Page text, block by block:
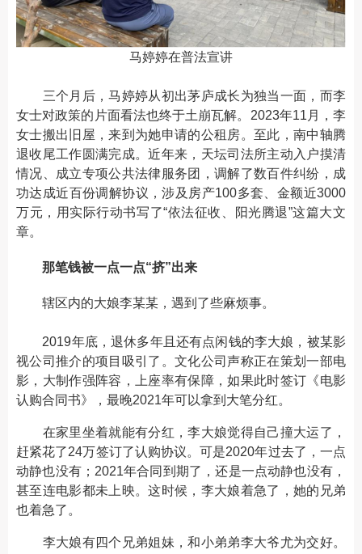
马婷婷在普法宣讲
三个月后，马婷婷从初出茅庐成长为独当一面，而李
女士对政策的片面看法也终于土崩瓦解。2023年11月，李
女士搬出旧屋，来到为她申请的公租房。至此，南中轴腾
退收尾工作圆满完成。近年来，天坛司法所主动入户摸清
情况、成立专项公共法律服务团，调解了数百件纠纷，成
功达成近百份调解协议，涉及房产100多套、金额近3000
万元，用实际行动书写了“依法征收、阳光腾退”这篇大文
章。
那笔钱被一点一点“挤”出来
辖区内的大娘李某某，遇到了些麻烦事。
2019年底，退休多年且还有点闲钱的李大娘，被某影
视公司推介的项目吸引了。文化公司声称正在策划一部电
影，大制作强阵容，上座率有保障，如果此时签订《电影
认购合同书》，最晚2021年可以拿到大笔分红。
在家里坐着就能有分红，李大娘觉得自己撞大运了，
赶紧花了24万签订了认购协议。可是2020年过去了，一点
动静也没有；2021年合同到期了，还是一点动静也没有，
甚至连电影都未上映。这时候，李大娘着急了，她的兄弟
也着急了。
李大娘有四个兄弟姐妹，和小弟弟李大爷尤为交好。